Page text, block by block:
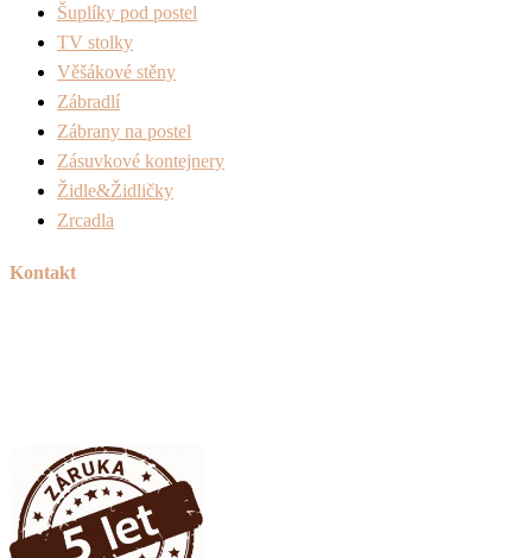
Šuplíky pod postel
TV stolky
Věšákové stěny
Zábradlí
Zábrany na postel
Zásuvkové kontejnery
Židle&Židličky
Zrcadla
Kontakt